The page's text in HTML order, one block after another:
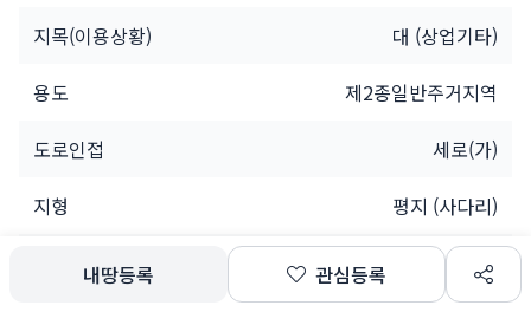
지목(이용상황) 대 (상업기타)
용도
제2종일반주거지역
도로인접
세로(가)
지형
평지 (사다리)
소유자
개인
내땅등록 관심등록